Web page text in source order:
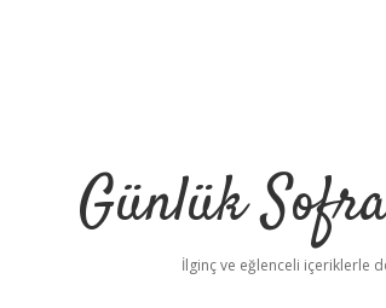
Günlük
İlginç ve eğlenceli içeriklerle